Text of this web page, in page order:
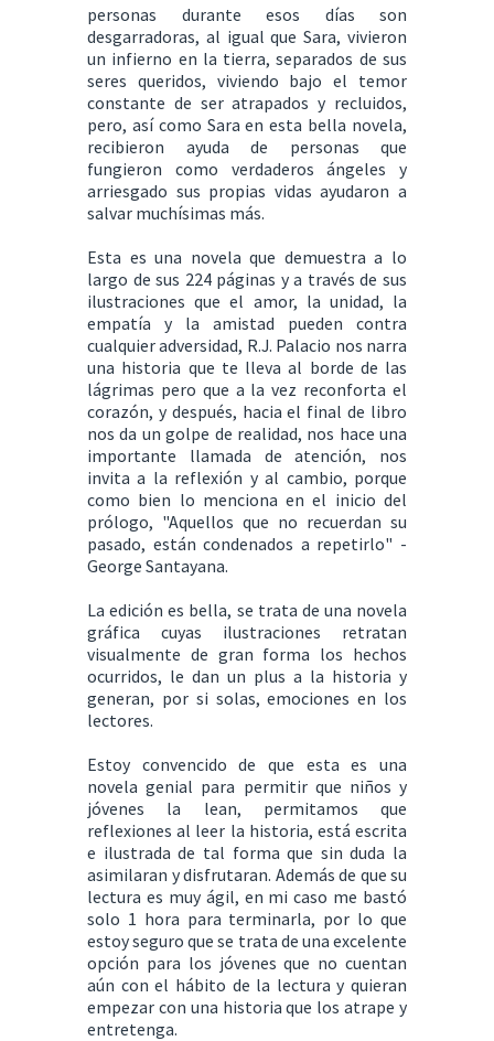
personas durante esos días son
desgarradoras, al igual que Sara, vivieron
un infierno en la tierra, separados de sus
seres queridos, viviendo bajo el temor
constante de ser atrapados y recluidos,
pero, así como Sara en esta bella novela,
recibieron ayuda de personas que
fungieron como verdaderos ángeles y
arriesgado sus propias vidas ayudaron a
salvar muchísimas más.
Esta es una novela que demuestra a lo
largo de sus 224 páginas y a través de sus
ilustraciones que el amor, la unidad, la
empatía y la amistad pueden contra
cualquier adversidad, R.J. Palacio nos narra
una historia que te lleva al borde de las
lágrimas pero que a la vez reconforta el
corazón, y después, hacia el final de libro
nos da un golpe de realidad, nos hace una
importante llamada de atención, nos
invita a la reflexión y al cambio, porque
como bien lo menciona en el inicio del
prólogo, "Aquellos que no recuerdan su
pasado, están condenados a repetirlo" -
George Santayana.
La edición es bella, se trata de una novela
gráfica cuyas ilustraciones retratan
visualmente de gran forma los hechos
ocurridos, le dan un plus a la historia y
generan, por si solas, emociones en los
lectores.
Estoy convencido de que esta es una
novela genial para permitir que niños y
jóvenes la lean, permitamos que
reflexiones al leer la historia, está escrita
e ilustrada de tal forma que sin duda la
asimilaran y disfrutaran. Además de que su
lectura es muy ágil, en mi caso me bastó
solo 1 hora para terminarla, por lo que
estoy seguro que se trata de una excelente
opción para los jóvenes que no cuentan
aún con el hábito de la lectura y quieran
empezar con una historia que los atrape y
entretenga.